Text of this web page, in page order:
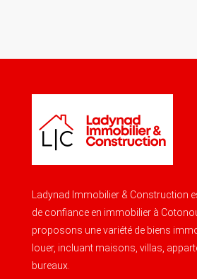
Ladynad Immobilier & Construction
de confiance en immobilier à
proposons une variété de biens
louer, incluant maisons, villas,
bureaux.